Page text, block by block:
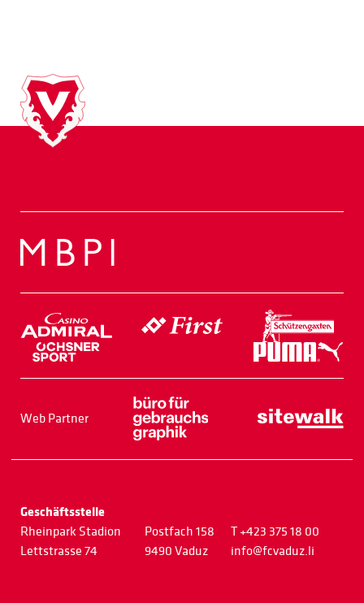
Web Partner
Geschäftsstelle
Rheinpark Stadion
Lettstrasse 74
Postfach 158
9490 Vaduz
T +423 375 18 00
info@fcvaduz.li